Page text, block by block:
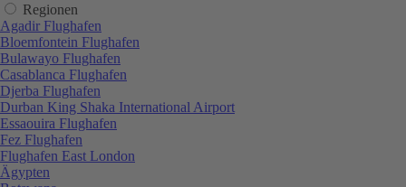
Regionen
Agadir Flughafen
Bloemfontein Flughafen
Bulawayo Flughafen
Casablanca Flughafen
Djerba Flughafen
Durban King Shaka International Airport
Essaouira Flughafen
Fez Flughafen
Flughafen East London
Ägypten